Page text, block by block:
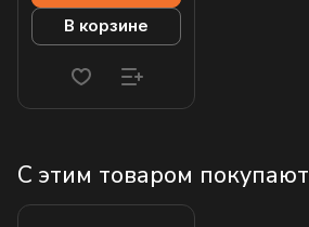
В корзине
С этим товаром покупают